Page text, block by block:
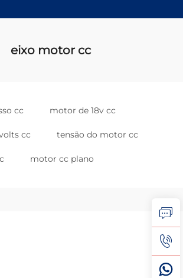
eixo motor cc
cc motor de 18v cc
cc tensão do motor cc
motor cc plano